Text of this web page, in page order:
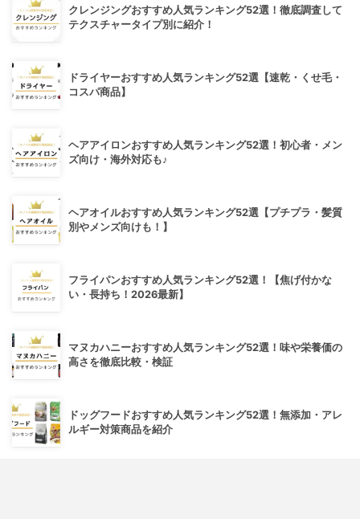
クレンジングおすすめ人気ランキング52選！徹底調査して
テクスチャータイプ別に紹介！
ドライヤーおすすめ人気ランキング52選【速乾・くせ毛・
コスパ商品】
ヘアアイロンおすすめ人気ランキング52選！初心者・メン
ズ向け・海外対応も♪
ヘアオイルおすすめ人気ランキング52選【プチプラ・髪質
別やメンズ向けも！】
フライパンおすすめ人気ランキング52選！【焦げ付かな
い・長持ち！2026最新】
マヌカハニーおすすめ人気ランキング52選！味や栄養価の
高さを徹底比較・検証
ドッグフードおすすめ人気ランキング52選！無添加・アレ
ルギー対策商品を紹介